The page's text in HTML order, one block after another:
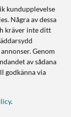
bevarar
kundupplevelse
Några av dessa
kräver inte ditt
Genom
av sådana
godkänna via
.